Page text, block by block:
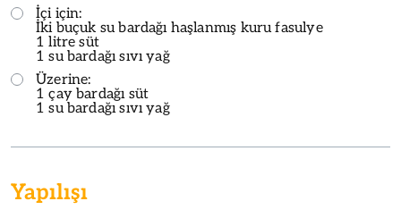
İçi için:
İki buçuk su bardağı haşlanmış kuru fasulye
1 litre süt
1 su bardağı sıvı yağ
Üzerine:
1 çay bardağı süt
1 su bardağı sıvı yağ
Yapılışı